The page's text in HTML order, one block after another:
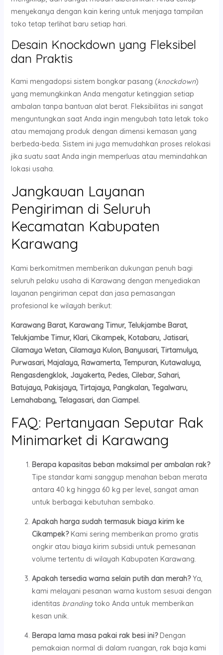
menyekanya dengan kain kering untuk menjaga tampilan
toko tetap terlihat baru setiap hari.
Desain Knockdown yang Fleksibel
dan Praktis
Kami mengadopsi sistem bongkar pasang (knockdown)
yang memungkinkan Anda mengatur ketinggian setiap
ambalan tanpa bantuan alat berat. Fleksibilitas ini sangat
menguntungkan saat Anda ingin mengubah tata letak toko
atau memajang produk dengan dimensi kemasan yang
berbeda-beda. Sistem ini juga memudahkan proses relokasi
jika suatu saat Anda ingin memperluas atau memindahkan
lokasi usaha.
Jangkauan Layanan
Pengiriman di Seluruh
Kecamatan Kabupaten
Karawang
Kami berkomitmen memberikan dukungan penuh bagi
seluruh pelaku usaha di Karawang dengan menyediakan
layanan pengiriman cepat dan jasa pemasangan
profesional ke wilayah berikut:
Karawang Barat, Karawang Timur, Telukjambe Barat,
Telukjambe Timur, Klari, Cikampek, Kotabaru, Jatisari,
Cilamaya Wetan, Cilamaya Kulon, Banyusari, Tirtamulya,
Purwasari, Majalaya, Rawamerta, Tempuran, Kutawaluya,
Rengasdengklok, Jayakerta, Pedes, Cilebar, Sahari,
Batujaya, Pakisjaya, Tirtajaya, Pangkalan, Tegalwaru,
Lemahabang, Telagasari, dan Ciampel.
FAQ: Pertanyaan Seputar Rak
Minimarket di Karawang
Berapa kapasitas beban maksimal per ambalan rak?
Tipe standar kami sanggup menahan beban merata
antara 40 kg hingga 60 kg per level, sangat aman
untuk berbagai kebutuhan sembako.
Apakah harga sudah termasuk biaya kirim ke
Cikampek?Kami sering memberikan promo gratis
ongkir atau biaya kirim subsidi untuk pemesanan
volume tertentu di wilayah Kabupaten Karawang.
Apakah tersedia warna selain putih dan merah?Ya,
kami melayani pesanan warna kustom sesuai dengan
identitas brandingtoko Anda untuk memberikan
kesan unik.
Berapa lama masa pakai rak besi ini?Dengan
pemakaian normal di dalam ruangan, rak baja kami